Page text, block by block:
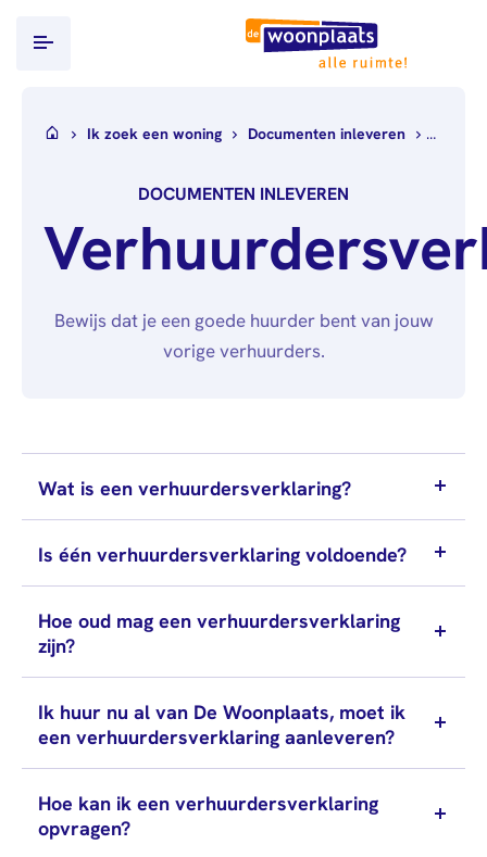
Ik ben huurder
WoningHuren.nl
Documenten
inleveren
Belastingdienst
Personen (BRP)
bewindvoerder
echtscheiding
PIN-
Hypotheekverklaring
Projecten
Ik zoek een woning Documenten inleveren
DOCUMENTEN INLEVEREN
Bewijs dat je een goede huurder bent van jouw
vorige verhuurders.
Wat is een verhuurdersverklaring?
Is één verhuurdersverklaring voldoende?
Hoe oud mag een verhuurdersverklaring
zijn?
Ik huur nu al van De Woonplaats, moet ik
een verhuurdersverklaring aanleveren?
Hoe kan ik een verhuurdersverklaring
opvragen?